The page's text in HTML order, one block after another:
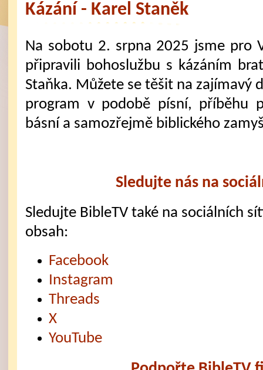
Kázání - Karel Staněk
Na sobotu 2. srpna 2025 jsme pro
připravili bohoslužbu s kázáním
Staňka. Můžete se těšit na zajímavý
program v podobě písní, příběhu
básní a samozřejmě biblického
Sledujte nás na
Sledujte BibleTV také na sociálních
obsah:
Facebook
Instagram
Threads
X
YouTube